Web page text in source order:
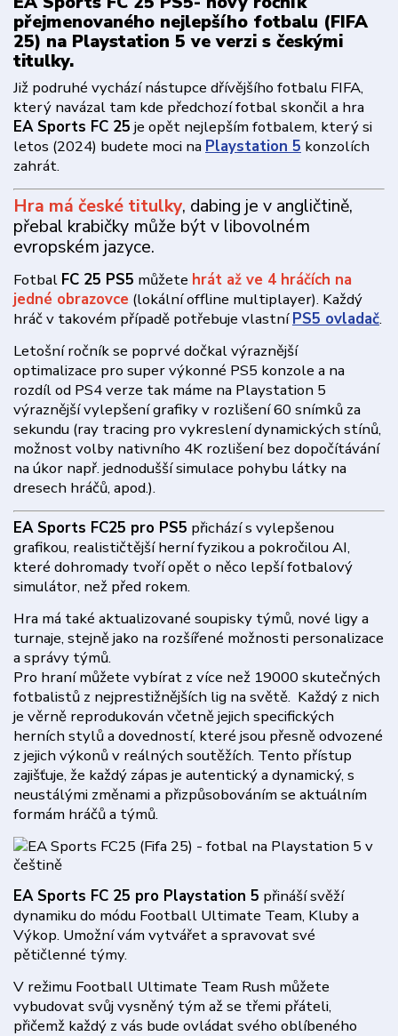
přejmenovaného nejlepšího fotbalu (FIFA
25) na Playstation 5 ve verzi s českými
titulky.
Již podruhé vychází nástupce dřívějšího fotbalu FIFA,
který navázal tam kde předchozí fotbal skončil a hra
EA Sports FC 25 je opět nejlepším fotbalem, který si
letos (2024) budete moci na Playstation 5 konzolích
zahrát.
Hra má české titulky, dabing je v angličtině,
přebal krabičky může být v libovolném
evropském jazyce.
Fotbal FC 25 PS5 můžete hrát až ve 4 hráčích na
jedné obrazovce (lokální offline multiplayer). Každý
hráč v takovém případě potřebuje vlastníPS5 ovladač.
Letošní ročník se poprvé dočkal výraznější
optimalizace pro super výkonné PS5 konzole a na
rozdíl od PS4 verze tak máme na Playstation 5
výraznější vylepšení grafiky v rozlišení 60 snímků za
sekundu (ray tracing pro vykreslení dynamických stínů,
možnost volby nativního 4K rozlišení bez dopočítávání
na úkor např. jednodušší simulace pohybu látky na
dresech hráčů, apod.).
EA Sports FC25 pro PS5 přichází s vylepšenou
grafikou, realističtější herní fyzikou a pokročilou AI,
které dohromady tvoří opět o něco lepší fotbalový
simulátor, než před rokem.
Hra má také aktualizované soupisky týmů, nové ligy a
turnaje, stejně jako na rozšířené možnosti personalizace
a správy týmů.
Pro hraní můžete vybírat z více než 19000 skutečných
fotbalistů z nejprestižnějších lig na světě. Každý z nich
je věrně reprodukován včetně jejich specifických
herních stylů a dovedností, které jsou přesně odvozené
z jejich výkonů v reálných soutěžích. Tento přístup
zajišťuje, že každý zápas je autentický a dynamický, s
neustálými změnami a přizpůsobováním se aktuálním
formám hráčů a týmů.
EA Sports FC 25 pro Playstation 5 přináší svěží
dynamiku do módu Football Ultimate Team, Kluby a
Výkop. Umožní vám vytvářet a spravovat své
pětičlenné týmy.
V režimu Football Ultimate Team Rush můžete
vybudovat svůj vysněný tým až se třemi přáteli,
přičemž každý z vás bude ovládat svého oblíbeného